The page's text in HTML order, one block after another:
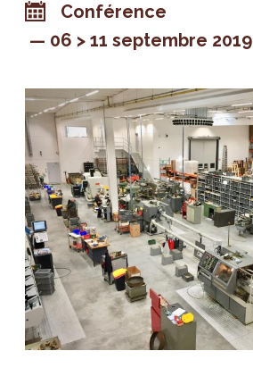
Conférence
06 > 11 septembre 2019